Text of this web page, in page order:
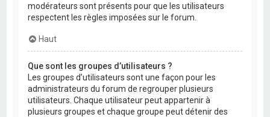
modérateurs sont présents pour que les utilisateurs
respectent les règles imposées sur le forum.
Haut
Que sont les groupes d’utilisateurs ?
Les groupes d’utilisateurs sont une façon pour les
administrateurs du forum de regrouper plusieurs
utilisateurs. Chaque utilisateur peut appartenir à
plusieurs groupes et chaque groupe peut détenir des